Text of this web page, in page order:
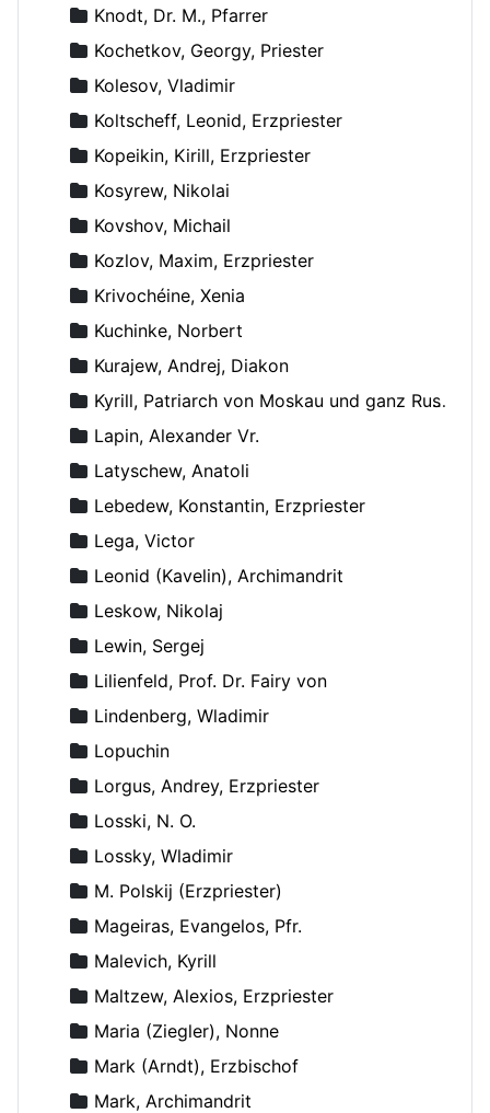
Knodt, Dr. M., Pfarrer
Kochetkov, Georgy, Priester
Kolesov, Vladimir
Koltscheff, Leonid, Erzpriester
Kopeikin, Kirill, Erzpriester
Kosyrew, Nikolai
Kovshov, Michail
Kozlov, Maxim, Erzpriester
Krivochéine, Xenia
Kuchinke, Norbert
Kurajew, Andrej, Diakon
Kyrill, Patriarch von Moskau und ganz Russland
Lapin, Alexander Vr.
Latyschew, Anatoli
Lebedew, Konstantin, Erzpriester
Lega, Victor
Leonid (Kavelin), Archimandrit
Leskow, Nikolaj
Lewin, Sergej
Lilienfeld, Prof. Dr. Fairy von
Lindenberg, Wladimir
Lopuchin
Lorgus, Andrey, Erzpriester
Losski, N. O.
Lossky, Wladimir
M. Polskij (Erzpriester)
Mageiras, Evangelos, Pfr.
Malevich, Kyrill
Maltzew, Alexios, Erzpriester
Maria (Ziegler), Nonne
Mark (Arndt), Erzbischof
Mark, Archimandrit